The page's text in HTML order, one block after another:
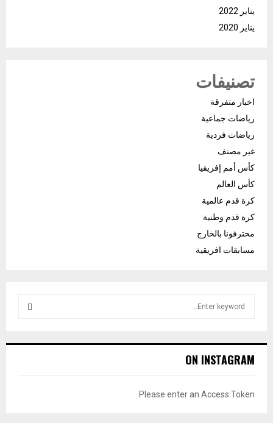
يناير 2022
يناير 2020
تصنيفات
اخبار متفرقة
رياضات جماعية
رياضات فردية
غير مصنف
كأس أمم إفريقيا
كأس العالم
كرة قدم عالمية
كرة قدم وطنية
محترفونا بالخارج
مسابقات افريقية
h
ON INSTAGRAM
Please enter an Access Token